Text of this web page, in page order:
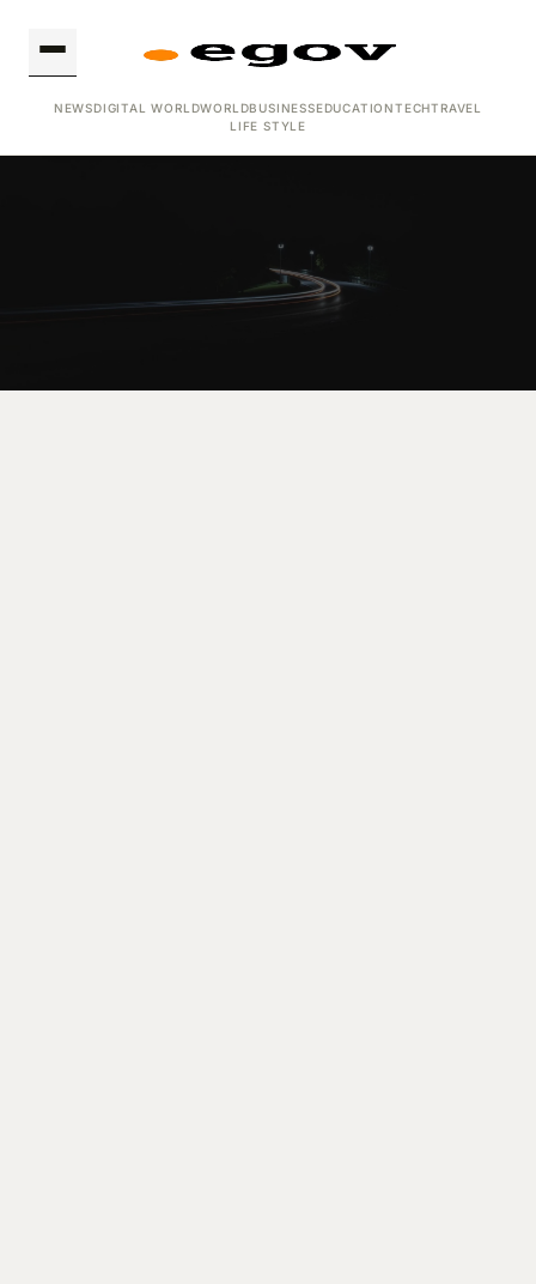
NEWSDIGITAL WORLDWORLDBUSINESSEDUCATIONTECHTRAVEL
LIFE STYLE